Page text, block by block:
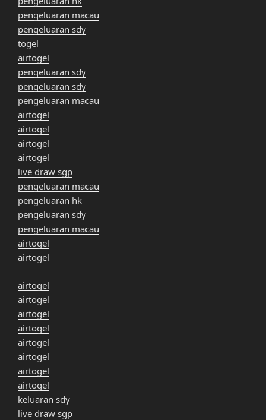
pengeluaran macau
pengeluaran sdy
togel
airtogel
pengeluaran sdy
pengeluaran sdy
pengeluaran macau
airtogel
airtogel
airtogel
airtogel
live draw sgp
pengeluaran macau
pengeluaran hk
pengeluaran sdy
pengeluaran macau
airtogel
airtogel
airtogel
airtogel
airtogel
airtogel
airtogel
airtogel
airtogel
airtogel
keluaran sdy
live draw sgp